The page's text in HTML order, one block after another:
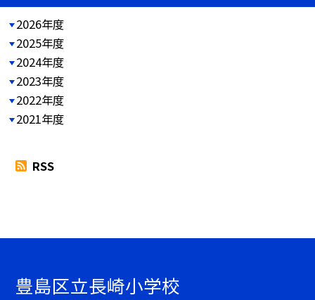
2026年度
2025年度
2024年度
2023年度
2022年度
2021年度
RSS
豊島区立長崎小学校